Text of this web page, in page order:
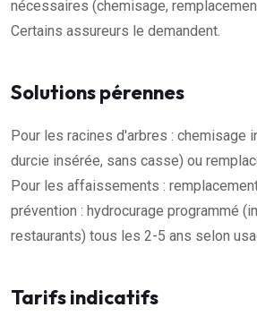
nécessaires (chemisage,
Certains assureurs le demandent.
Solutions pérennes
Pour les racines d'arbres : chemisage
durcie insérée, sans casse) ou
Pour les affaissements :
prévention : hydrocurage programmé
restaurants) tous les 2-5 ans selon
Tarifs indicatifs